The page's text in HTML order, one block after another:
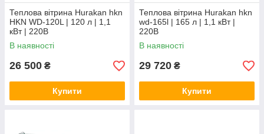
Теплова вітрина Hurakan hkn
HKN WD-120L | 120 л | 1,1
кВт | 220В
В наявності
26 500 ₴
Купити
Теплова вітрина Hurakan hkn
wd-165l | 165 л | 1,1 кВт |
220В
В наявності
29 720 ₴
Купити